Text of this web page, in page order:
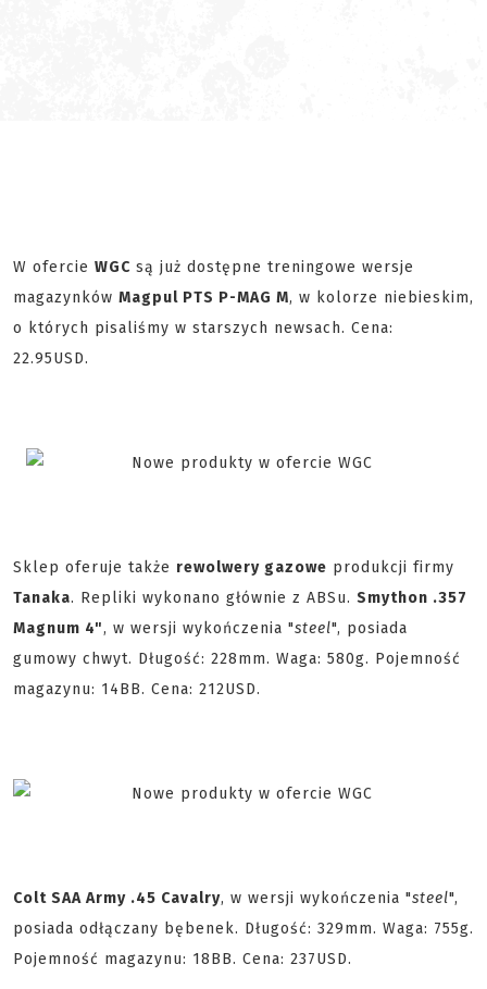
W ofercie WGC są już dostępne treningowe wersje
magazynków Magpul PTS P-MAG M, w kolorze niebieskim,
o których pisaliśmy w starszych newsach. Cena:
22.95USD.
Sklep oferuje także rewolwery gazowe produkcji firmy
Tanaka. Repliki wykonano głównie z ABSu. Smython .357
Magnum 4", w wersji wykończenia "steel", posiada
gumowy chwyt. Długość: 228mm. Waga: 580g. Pojemność
magazynu: 14BB. Cena: 212USD.
Colt SAA Army .45 Cavalry, w wersji wykończenia "steel",
posiada odłączany bębenek. Długość: 329mm. Waga: 755g.
Pojemność magazynu: 18BB. Cena: 237USD.